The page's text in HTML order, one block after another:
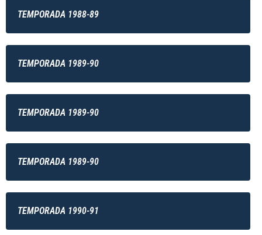
TEMPORADA 1988-89
TEMPORADA 1989-90
TEMPORADA 1989-90
TEMPORADA 1989-90
TEMPORADA 1990-91